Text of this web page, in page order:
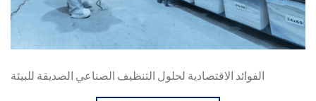
الفوائد الاقتصادية لحلول التنظيف الصناعي الصديقة للبيئة